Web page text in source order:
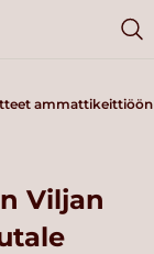
ammattikeittiöön
Viljan